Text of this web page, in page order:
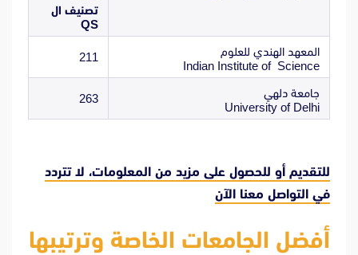
تصنيف ال
QS
المعهد الهندي للعلوم
Indian Institute of Science
211
جامعة دلهي
University of Delhi
263
للتقديم أو للحصول على مزيد من المعلومات، لا تتردد
في التواصل معنا الآن
أفضل الجامعات الخاصة وترتيبها